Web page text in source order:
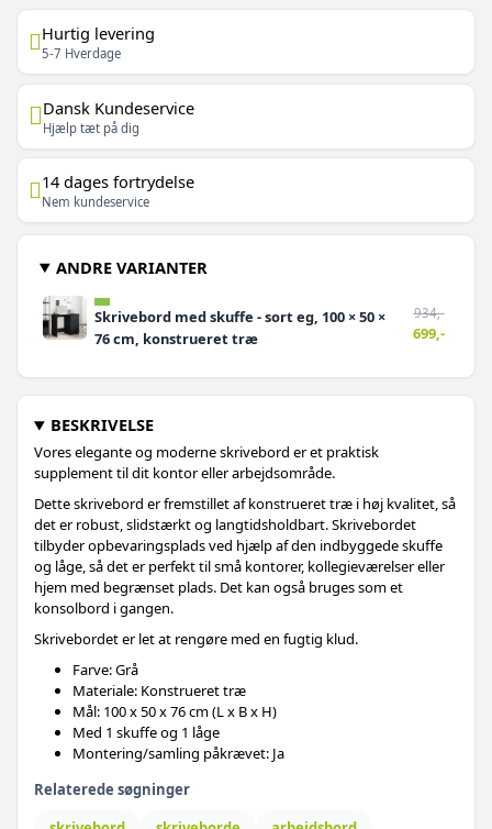
Hurtig levering
5-7 Hverdage
Dansk Kundeservice
Hjælp tæt på dig
14 dages fortrydelse
Nem kundeservice
BESKRIVELSE
Vores elegante og moderne skrivebord er et praktisk
supplement til dit kontor eller arbejdsområde.
Dette skrivebord er fremstillet af konstrueret træ i høj kvalitet, så
det er robust, slidstærkt og langtidsholdbart. Skrivebordet
tilbyder opbevaringsplads ved hjælp af den indbyggede skuffe
og låge, så det er perfekt til små kontorer, kollegieværelser eller
hjem med begrænset plads. Det kan også bruges som et
konsolbord i gangen.
Skrivebordet er let at rengøre med en fugtig klud.
Farve: Grå
Materiale: Konstrueret træ
Mål: 100 x 50 x 76 cm (L x B x H)
Med 1 skuffe og 1 låge
Montering/samling påkrævet: Ja
Relaterede søgninger
ANDRE VARIANTER
Skrivebord med skuffe - sort eg, 100 × 50 ×
76 cm, konstrueret træ
934,-
699,-